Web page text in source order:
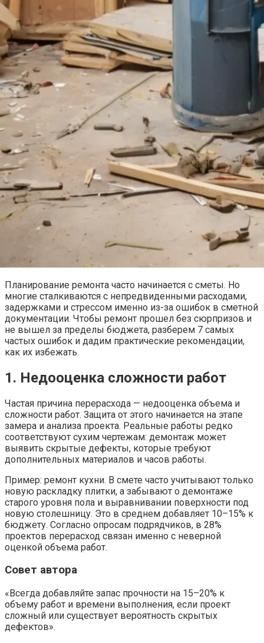
Планирование ремонта часто начинается с сметы. Но
многие сталкиваются с непредвиденными расходами,
задержками и стрессом именно из-за ошибок в сметной
документации. Чтобы ремонт прошел без сюрпризов и
не вышел за пределы бюджета, разберем 7 самых
частых ошибок и дадим практические рекомендации,
как их избежать.
1. Недооценка сложности работ
Частая причина перерасхода — недооценка объема и
сложности работ. Защита от этого начинается на этапе
замера и анализа проекта. Реальные работы редко
соответствуют сухим чертежам: демонтаж может
выявить скрытые дефекты, которые требуют
дополнительных материалов и часов работы.
Пример: ремонт кухни. В смете часто учитывают только
новую раскладку плитки, а забывают о демонтаже
старого уровня пола и выравнивании поверхности под
новую столешницу. Это в среднем добавляет 10–15% к
бюджету. Согласно опросам подрядчиков, в 28%
проектов перерасход связан именно с неверной
оценкой объема работ.
Совет автора
«Всегда добавляйте запас прочности на 15–20% к
объему работ и времени выполнения, если проект
сложный или существует вероятность скрытых
дефектов».